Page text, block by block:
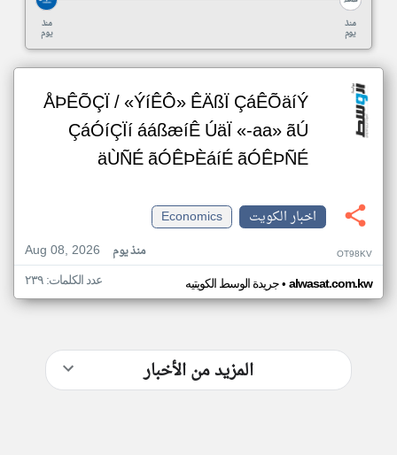
منذ
يوم
منذ
يوم
ÅÞÊÕÇÏ / «ÝíÊÔ» ÊÄßÏ ÇáÊÕäíÝ
ÇáÓíÇÏí ááßæíÊ ÚäÏ «-aa» ãÚ
äÙÑÉ ãÓÊÞÈáíÉ ãÓÊÞÑÉ
اخبار الكويت
Economics
Aug 08, 2026
منذ يوم OT98KV
جريدة الوسط الكويتيه• alwasat.com.kw عدد الكلمات: ٢٣٩
المزيد من الأخبار